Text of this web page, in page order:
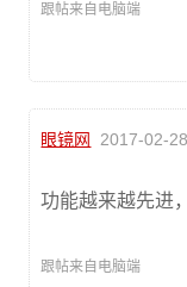
跟帖来自电脑端
眼镜网 2017-02-
功能越来越先进
跟帖来自电脑端